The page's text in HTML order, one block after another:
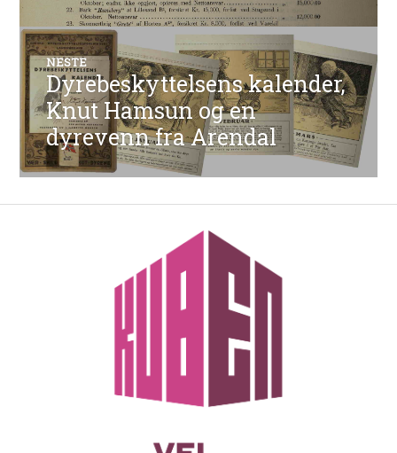
NESTE
Neste
innlegg:
Dyrebeskyttelsens kalender,
Knut Hamsun og en
dyrevenn fra Arendal